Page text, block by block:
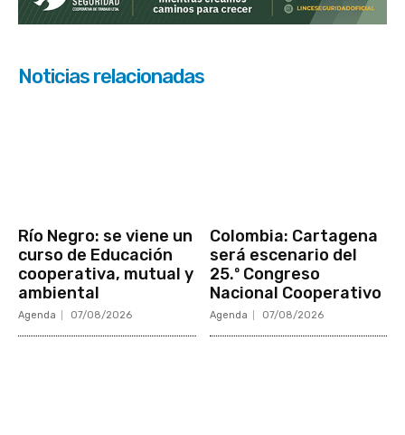
Noticias relacionadas
Río Negro: se viene un
curso de Educación
cooperativa, mutual y
ambiental
Agenda 07/08/2026
Colombia: Cartagena
será escenario del
25.º Congreso
Nacional Cooperativo
Agenda 07/08/2026